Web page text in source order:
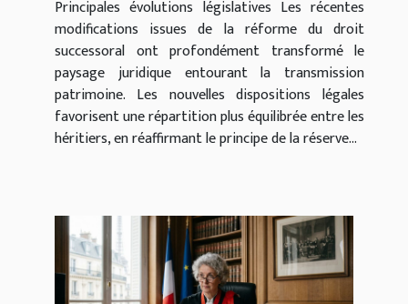
Principales évolutions législatives Les récentes
modifications issues de la réforme du droit
successoral ont profondément transformé le
paysage juridique entourant la transmission
patrimoine. Les nouvelles dispositions légales
favorisent une répartition plus équilibrée entre les
héritiers, en réaffirmant le principe de la réserve...